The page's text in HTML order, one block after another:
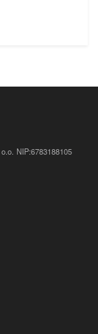
NIP:6783188105